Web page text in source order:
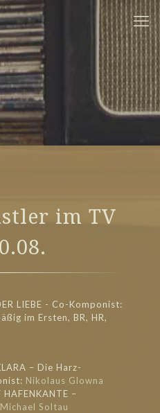
im TV
LIEBE - Co-Komponist:
im Ersten, BR, HR,
– Die Harz-
Nikolaus Glowna
–
Michael Soltau